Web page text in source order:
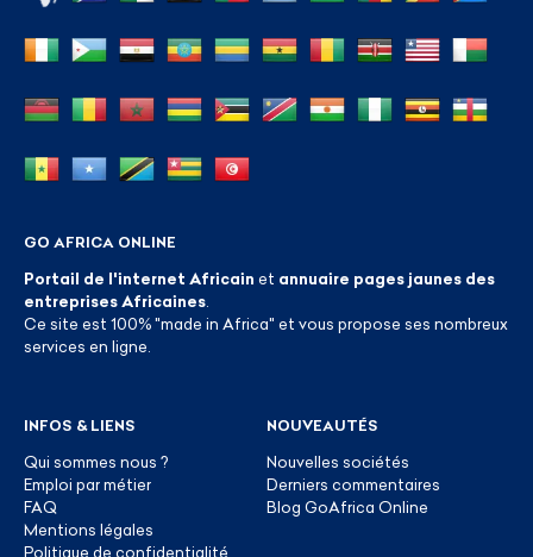
GO AFRICA ONLINE
Portail de l'internet Africain et annuaire pages jaunes des
entreprises Africaines
Ce site est 100% "made in Africa" et vous propose ses nombreux
services en ligne.
INFOS & LIENS
Qui sommes nous ?
Emploi par métier
FAQ
Mentions légales
Politique de confidentialité
NOUVEAUTÉS
Nouvelles sociétés
Derniers commentaires
Blog GoAfrica Online